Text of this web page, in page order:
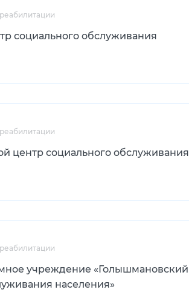
социального обслуживания
центр социального обслуживания
учреждение «Голышмановский
населения»